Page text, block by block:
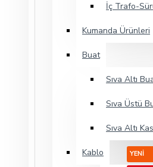
İç Trafo-
Kumanda Ürünleri
Buat
Sıva Altı
Sıva Üstü
Sıva Altı
Kablo YENI